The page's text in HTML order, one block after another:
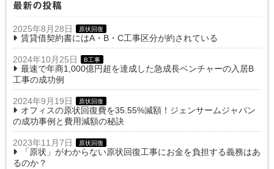
最新の投稿
2025年8月28日 原状回復
賃貸借契約書にはA・B・C工事区分が約されている
2024年10月25日 B工事
最速で年商1,000億円超を達成した急成長ベンチャーの入居B
工事の成功例
2024年9月19日 原状回復
オフィスの原状回復費を35.55%減額！ジェンサームジャパン
の成功事例と費用減額の秘訣
2023年11月7日 原状回復
「原状」がわからない原状回復工事にお金を負担する義務はあ
るのか？